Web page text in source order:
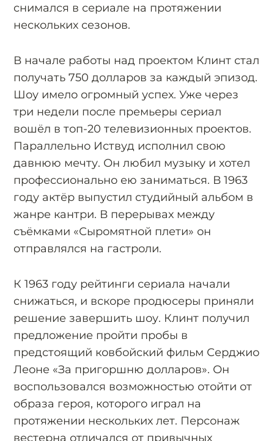
снимался в сериале на протяжении
нескольких сезонов.
В начале работы над проектом Клинт стал
получать 750 долларов за каждый эпизод.
Шоу имело огромный успех. Уже через
три недели после премьеры сериал
вошёл в топ-20 телевизионных проектов.
Параллельно Иствуд исполнил свою
давнюю мечту. Он любил музыку и хотел
профессионально ею заниматься. В 1963
году актёр выпустил студийный альбом в
жанре кантри. В перерывах между
съёмками «Сыромятной плети» он
отправлялся на гастроли.
К 1963 году рейтинги сериала начали
снижаться, и вскоре продюсеры приняли
решение завершить шоу. Клинт получил
предложение пройти пробы в
предстоящий ковбойский фильм Серджио
Леоне «За пригоршню долларов». Он
воспользовался возможностью отойти от
образа героя, которого играл на
протяжении нескольких лет. Персонаж
вестерна отличался от привычных